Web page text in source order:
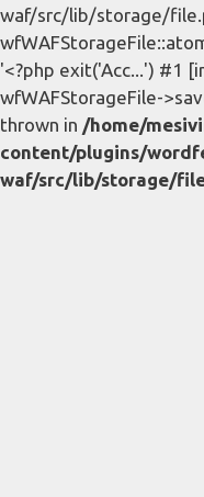
waf/src/lib/storage/
'<?php exit('Acc...') #1
wfWAFStorageFile-
thrown in /home/
content/plugins/
waf/src/lib/storage/